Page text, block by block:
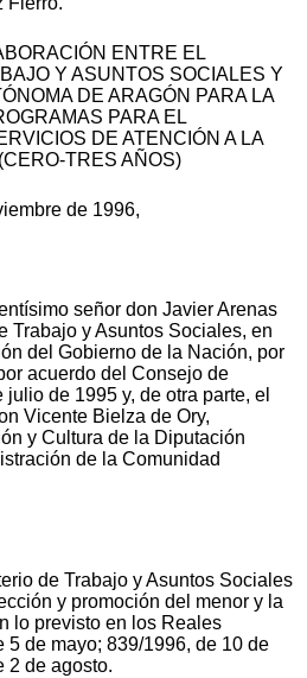
ENTRE EL
Y ASUNTOS SOCIALES Y
DE ARAGÓN PARA LA
PARA EL
DE ATENCIÓN A LA
TRES AÑOS)
de 1996,
señor don Javier Arenas
Trabajo y Asuntos Sociales, en
del Gobierno de la Nación, por
acuerdo del Consejo de
de 1995 y, de otra parte, el
Vicente Bielza de Ory,
y Cultura de la Diputación
de la Comunidad
de Trabajo y Asuntos Sociales
y promoción del menor y la
lo previsto en los Reales
5 de mayo; 839/1996, de 10 de
2 de agosto.